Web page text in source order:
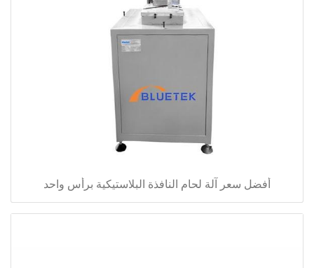
أفضل سعر آلة لحام النافذة البلاستيكية برأس واحد